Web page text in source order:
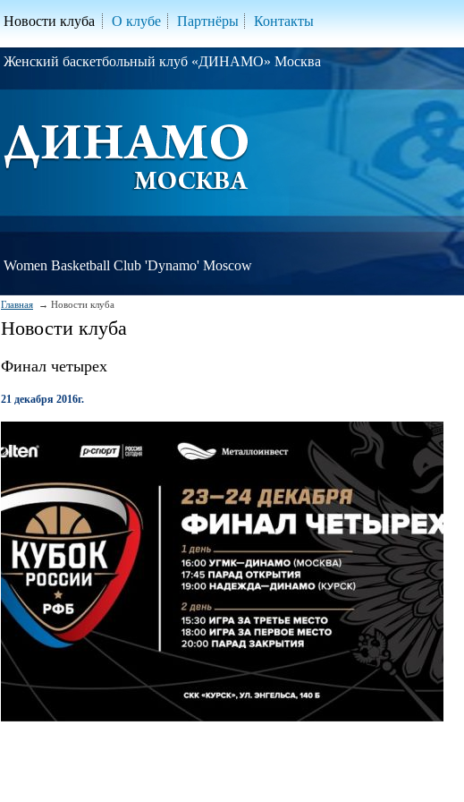
Новости клуба О клубе Партнёры Контакты
Женский баскетбольный клуб «ДИНАМО» Москва
Women Basketball Club 'Dynamo' Moscow
Главная Новости клуба
Новости клуба
Финал четырех
21 декабря 2016г.